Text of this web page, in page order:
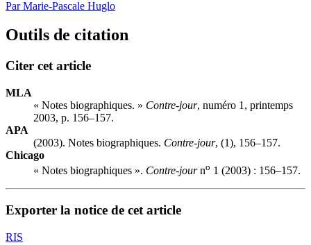
Par Marie-Pascale Huglo
Outils de citation
Citer cet article
MLA
« Notes biographiques. » Contre-jour, numéro 1, printemps
2003, p. 156–157.
APA
(2003). Notes biographiques. Contre-jour, (1), 156–157.
Chicago
« Notes biographiques ». Contre-journo 1 (2003) : 156–157.
Exporter la notice de cet article
RIS